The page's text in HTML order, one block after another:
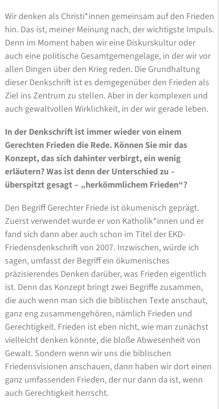
Wir denken als Christi*innen gemeinsam auf den Frieden
hin. Das ist, meiner Meinung nach, der wichtigste Impuls.
Denn im Moment haben wir eine Diskurskultur oder
auch eine politische Gesamtgemengelage, in der wir vor
allen Dingen über den Krieg reden. Die Grundhaltung
dieser Denkschrift ist es demgegenüber den Frieden als
Ziel ins Zentrum zu stellen. Aber in der komplexen und
auch gewaltvollen Wirklichkeit, in der wir gerade leben.
In der Denkschrift ist immer wieder von einem
Gerechten Frieden die Rede. Können Sie mir das
Konzept, das sich dahinter verbirgt, ein wenig
erläutern? Was ist denn der Unterschied zu –
überspitzt gesagt – „herkömmlichem Frieden“?
Den Begriff Gerechter Friede ist ökumenisch geprägt.
Zuerst verwendet wurde er von Katholik*innen und er
fand sich dann aber auch schon im Titel der EKD-
Friedensdenkschrift von 2007. Inzwischen, würde ich
sagen, umfasst der Begriff ein ökumenisches
präzisierendes Denken darüber, was Frieden eigentlich
ist. Denn das Konzept bringt zwei Begriffe zusammen,
die auch wenn man sich die biblischen Texte anschaut,
ganz eng zusammengehören, nämlich Frieden und
Gerechtigkeit. Frieden ist eben nicht, wie man zunächst
vielleicht denken könnte, die bloße Abwesenheit von
Gewalt. Sondern wenn wir uns die biblischen
Friedensvisionen anschauen, dann haben wir dort einen
ganz umfassenden Frieden, der nur dann da ist, wenn
auch Gerechtigkeit herrscht.